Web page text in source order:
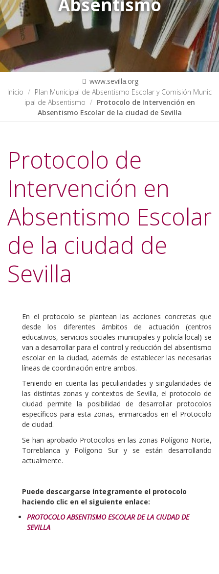
Absentismo
www.sevilla.org
Inicio
Plan Municipal de Absentismo Escolar y Comisión Munic
ipal de Absentismo
Protocolo de Intervención en
Absentismo Escolar de la ciudad de Sevilla
Protocolo de
Intervención en
Absentismo Escolar
de la ciudad de
Sevilla
En el protocolo se plantean las acciones concretas que
desde los diferentes ámbitos de actuación (centros
educativos, servicios sociales municipales y policía local) se
van a desarrollar para el control y reducción del absentismo
escolar en la ciudad, además de establecer las necesarias
líneas de coordinación entre ambos.
Teniendo en cuenta las peculiaridades y singularidades de
las distintas zonas y contextos de Sevilla, el protocolo de
ciudad permite la posibilidad de desarrollar protocolos
específicos para esta zonas, enmarcados en el Protocolo
de ciudad.
Se han aprobado Protocolos en las zonas Polígono Norte,
Torreblanca y Polígono Sur y se están desarrollando
actualmente.
Puede descargarse íntegramente el protocolo
haciendo clic en el siguiente enlace:
PROTOCOLO ABSENTISMO ESCOLAR DE LA CIUDAD DE
SEVILLA